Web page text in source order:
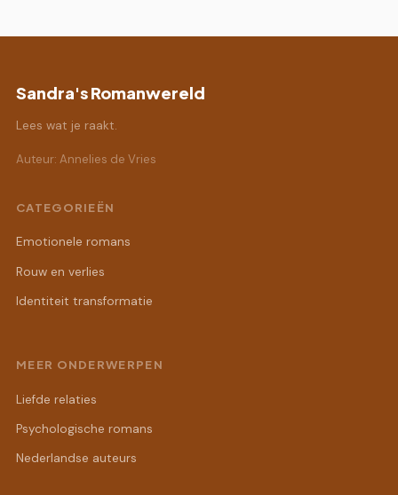
Sandra's Romanwereld
Lees wat je raakt.
Auteur: Annelies de Vries
CATEGORIEËN
Emotionele romans
Rouw en verlies
Identiteit transformatie
MEER ONDERWERPEN
Liefde relaties
Psychologische romans
Nederlandse auteurs